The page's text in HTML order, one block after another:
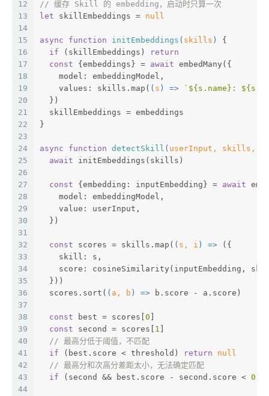
12
13
14
15
16
17
18
19
20
21
22
23
24
25
26
27
28
29
30
31
32
33
34
35
36
37
38
39
40
41
42
43
44
// 缓存 Skill 的 embedding，启动时只算一次
let skillEmbeddings = null
async function initEmbeddings ( skills ) {
if (skillEmbeddings)
return
const {embeddings} = await embedMany({
    model: embeddingModel,
    values: skills.map(
( s ) => ` ${s.name} :
  })
  skillEmbeddings = embeddings
}
async function detectSkill ( userInput, skills,
await initEmbeddings(skills)
const { embedding : inputEmbedding} = await
    model: embeddingModel,
    value: userInput,
  })
const scores = skills.map( ( s, i ) => ({
    skill: s,
score: cosineSimilarity(inputEmbedding,
  }))
  scores.sort(
( a, b ) => b.score - a.score)
const best = scores[ 0
const second = scores[ 1
// 最高分低于阈值，不匹配
if (best.score < threshold) return
null
// 最高分和次高分差距太小，无法确定匹配
if (second && best.score - second.score <